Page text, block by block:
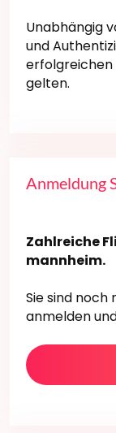
Unabhängig
und
erfolgreichen
gelten.
Anmeldung
Zahlreiche
mannheim.
Sie sind noch
anmelden